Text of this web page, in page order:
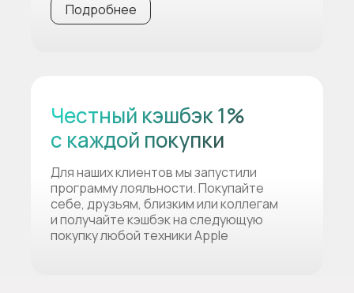
Подробнее
Для наших клиентов мы запустили
программу лояльности. Покупайте
себе, друзьям, близким или коллегам
и получайте кэшбэк на следующую
покупку любой техники Apple
Честный кэшбэк 1%
с каждой покупки